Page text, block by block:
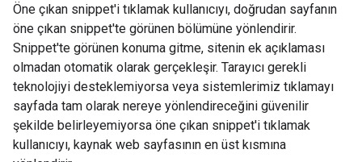
Öne çıkan snippet'i tıklamak kullanıcıyı, doğrudan sayfanın
öne çıkan snippet'te görünen bölümüne yönlendirir.
Snippet'te görünen konuma gitme, sitenin ek açıklaması
olmadan otomatik olarak gerçekleşir. Tarayıcı gerekli
teknolojiyi desteklemiyorsa veya sistemlerimiz tıklamayı
sayfada tam olarak nereye yönlendireceğini güvenilir
şekilde belirleyemiyorsa öne çıkan snippet'i tıklamak
kullanıcıyı, kaynak web sayfasının en üst kısmına